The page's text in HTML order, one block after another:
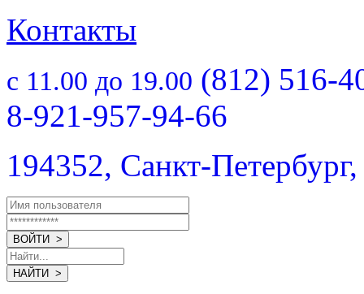
Контакты
с 11.00 до 19.00 (812) 516-
8-921-957-94-66
194352, Санкт-